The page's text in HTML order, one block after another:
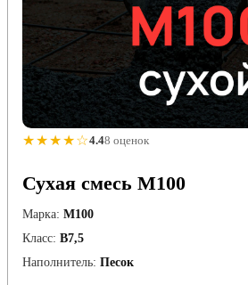
★★★★☆4.48 оценок
Сухая смесь М100
Марка: М100
Класс: В7,5
Наполнитель: Песок